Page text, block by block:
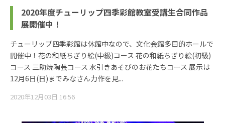
2020年度チューリップ四季彩館教室受講生合同作品
展開催中！
チューリップ四季彩館は休館中なので、文化会館多目的ホールで
開催中！花の和紙ちぎり絵(中級)コース 花の和紙ちぎり絵(初級)
コース 三助焼陶芸コース 水引きあそびのお花たちコース 展示は
12月6日(日)までみなさん力作を見...
2020年12月03日 16:56